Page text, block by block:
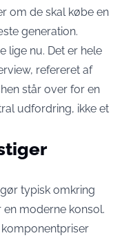
om de skal købe en
generation.
lige nu. Det er hele
refereret af
står over for en
udfordring, ikke et
typisk omkring
moderne konsol.